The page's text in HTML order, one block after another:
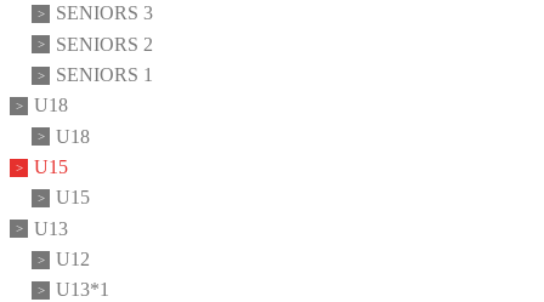
SENIORS 3
SENIORS 2
SENIORS 1
U18
U18
U15
U15
U13
U12
U13*1